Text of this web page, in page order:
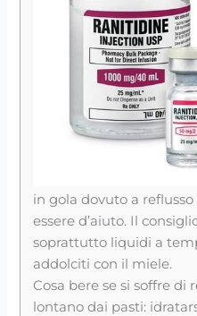
in gola dovuto a
essere d’aiuto. Il
soprattutto liquidi a
addolciti con il miele.
Cosa bere se si soffre di
lontano dai pasti: